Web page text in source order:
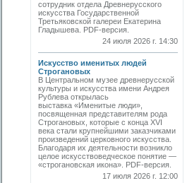
сотрудник отдела Древнерусского
искусства Государственной
Третьяковской галереи Екатерина
Гладышева. PDF-версия.
24 июля 2026 г. 14:30
Искусство именитых людей
Строгановых
В Центральном музее древнерусской
культуры и искусства имени Андрея
Рублева открылась
выставка «Именитые люди»,
посвященная представителям рода
Строгановых, которые с конца XVI
века стали крупнейшими заказчиками
произведений церковного искусства.
Благодаря их деятельности возникло
целое искусствоведческое понятие —
«строгановская икона». PDF-версия.
17 июля 2026 г. 12:00